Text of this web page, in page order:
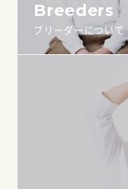
Breeders
ブリーダーについて